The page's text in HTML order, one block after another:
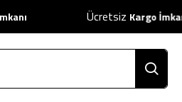
ÜcretsizKargo İmkanı